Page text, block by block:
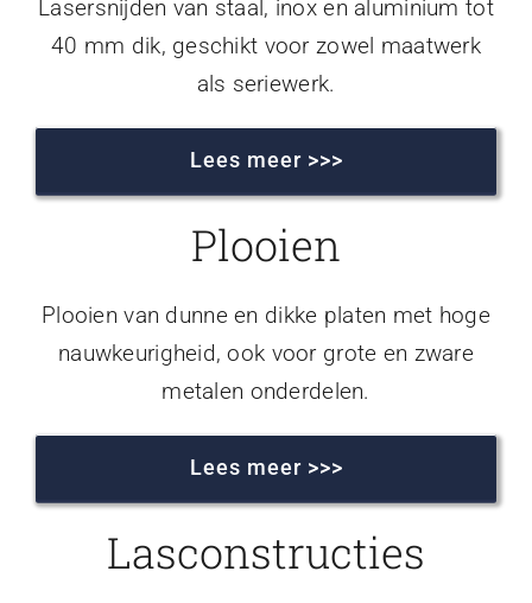
Lasersnijden van staal, inox en aluminium tot
40 mm dik, geschikt voor zowel maatwerk
als seriewerk.
Lees meer >>>
Plooien
Plooien van dunne en dikke platen met hoge
nauwkeurigheid, ook voor grote en zware
metalen onderdelen.
Lees meer >>>
Lasconstructies